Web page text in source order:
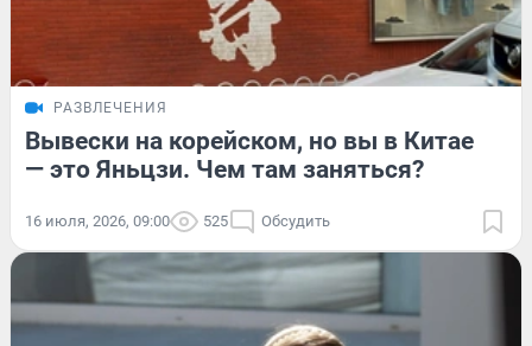
РАЗВЛЕЧЕНИЯ
Вывески на корейском, но вы в Китае
— это Яньцзи. Чем там заняться?
16 июля, 2026, 09:00 525 Обсудить